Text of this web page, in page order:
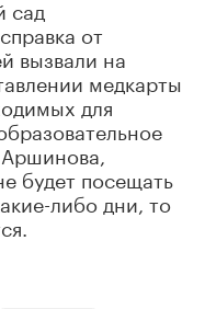
сад
от
вызвали на
медкарты
для
будет посещать
либо дни, то